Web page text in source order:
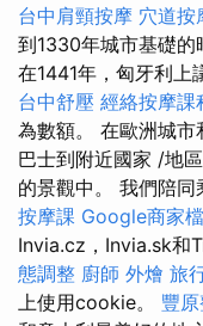
台中肩頸按摩 穴道按
到1330年城市基礎的
在1441年，匈牙利上
台中舒壓 經絡按摩課
為數額。 在歐洲城市
巴士到附近國家 /地
的景觀中。 我們陪同
按摩課 Google商家
Invia.cz，Invia.sk和
態調整 廚師 外燴 旅
上使用cookie。 豐